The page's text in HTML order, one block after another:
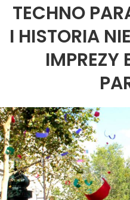
TECHNO
I HISTORIA
IMPREZY